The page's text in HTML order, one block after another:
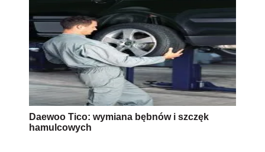
Daewoo Tico: wymiana bębnów i szczęk
hamulcowych